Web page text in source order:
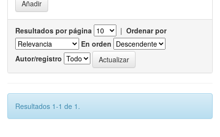
Resultados por página | Ordenar por
En orden
Autor/registro
Resultados 1-1 de 1.